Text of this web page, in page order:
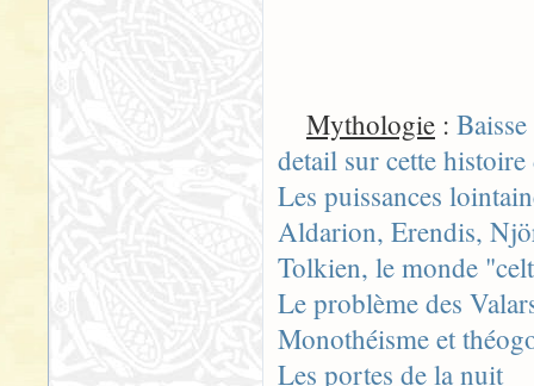
Mythologie :
detail sur cette
Les puissances
Aldarion, Erendis,
Tolkien, le monde
Le problème des
Monothéisme et
Les portes de la nuit